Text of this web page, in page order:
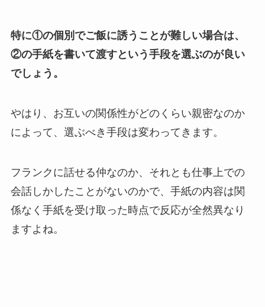
特に①の個別でご飯に誘うことが難しい場合は、
②の手紙を書いて渡すという手段を選ぶのが良い
でしょう。
やはり、お互いの関係性がどのくらい親密なのか
によって、選ぶべき手段は変わってきます。
フランクに話せる仲なのか、それとも仕事上での
会話しかしたことがないのかで、手紙の内容は関
係なく手紙を受け取った時点で反応が全然異なり
ますよね。